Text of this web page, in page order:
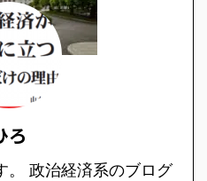
ろ
。 政治経済系のブログ